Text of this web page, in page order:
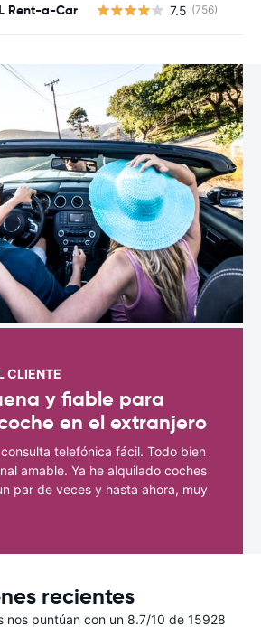
Rent-a-Car 7.5 (756)
CLIENTE
y fiable para
en el extranjero
telefónica fácil. Todo bien
amable. Ya he alquilado coches
par de veces y hasta ahora, muy
recientes
nos puntúan con un 8.7/10 de 15928